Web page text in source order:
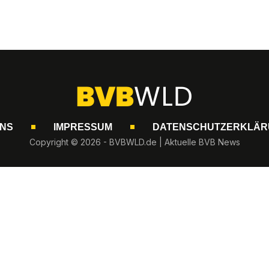
IMPRESSUM
Copyright © 2026 - BVBWLD.de | Aktuelle BVB News